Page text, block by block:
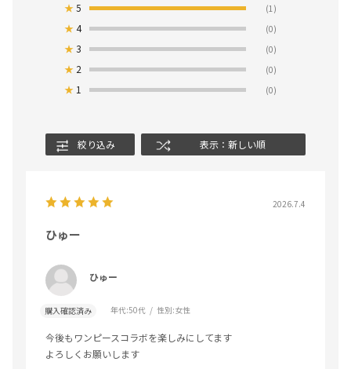
★5 (1)
★4 (0)
★3 (0)
★ 2 (0)
★ 1 (0)
絞り込み 表示：新しい順
2026.7.4
ひゅー
ひゅー
購入確認済み 年代:50代 性別:女性
今後もワンピースコラボを楽しみにしてます
よろしくお願いします